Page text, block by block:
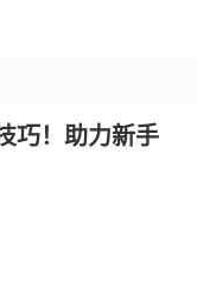
巧！助力新手